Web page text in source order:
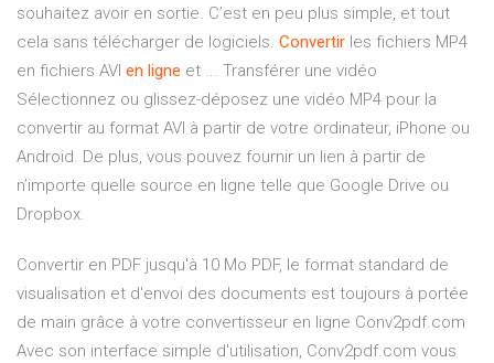
souhaitez avoir en sortie. C’est en peu plus simple, et tout
cela sans télécharger de logiciels. Convertir les fichiers MP4
en fichiers AVI en ligne et ... Transférer une vidéo
Sélectionnez ou glissez-déposez une vidéo MP4 pour la
convertir au format AVI à partir de votre ordinateur, iPhone ou
Android. De plus, vous pouvez fournir un lien à partir de
n’importe quelle source en ligne telle que Google Drive ou
Dropbox.
Convertir en PDF jusqu'à 10 Mo PDF, le format standard de
visualisation et d'envoi des documents est toujours à portée
de main grâce à votre convertisseur en ligne Conv2pdf.com
Avec son interface simple d'utilisation, Conv2pdf.com vous